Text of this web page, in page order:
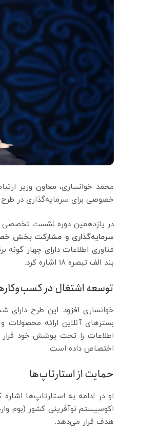
محمد خوانساری، معاون وزیر
خصوصی برای سرمایه‌گذاری در
در یازدهمین دوره نشست تخصصی
سرمایه‌گذاری و مشارکت بخش
فناوری اطلاعات دارای چهار
بند الف تبصره ۱۸ اشاره کرد.
توسعه اشتغال در
خوانساری افزود: این طرح
بسترهای آنلاین ارائه محصولات
اختصاص داده است.
حمایت از استارتاپ‌ها
او در ادامه به استارتاپ‌ها
اکوسیستم نوآفرینی کشور (بوم
هدف قرار می‌دهد.